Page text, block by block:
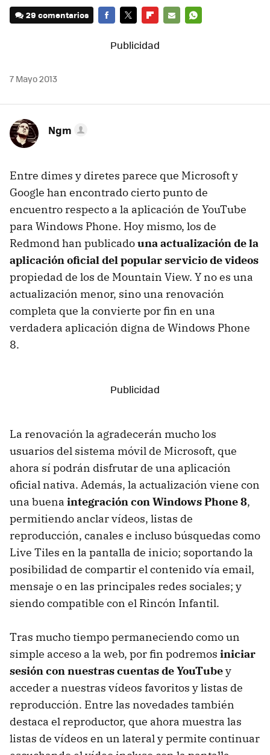
29 comentarios
7 Mayo 2013
Ngm
Entre dimes y diretes parece que Microsoft y
Google han encontrado cierto punto de
encuentro respecto a la aplicación de YouTube
para Windows Phone. Hoy mismo, los de
Redmond han publicadouna actualización de la
aplicación oficial del popular servicio de videos
propiedad de los de Mountain View. Y no es una
actualización menor, sino una renovación
completa que la convierte por fin en una
verdadera aplicación digna de Windows Phone
8.
La renovación la agradecerán mucho los
usuarios del sistema móvil de Microsoft, que
ahora sí podrán disfrutar de una aplicación
oficial nativa. Además, la actualización viene con
una buena integración con Windows Phone 8,
permitiendo anclar vídeos, listas de
reproducción, canales e incluso búsquedas como
Live Tiles en la pantalla de inicio; soportando la
posibilidad de compartir el contenido vía email,
mensaje o en las principales redes sociales; y
siendo compatible con el Rincón Infantil.
Tras mucho tiempo permaneciendo como un
simple acceso a la web, por fin podremos iniciar
sesión con nuestras cuentas de YouTubey
acceder a nuestras vídeos favoritos y listas de
reproducción. Entre las novedades también
destaca el reproductor, que ahora muestra las
listas de vídeos en un lateral y permite continuar